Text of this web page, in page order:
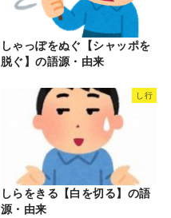
しゃっぽをぬぐ【シャッポを
脱ぐ】の語源・由来
し行
しらをきる【白を切る】の語
源・由来